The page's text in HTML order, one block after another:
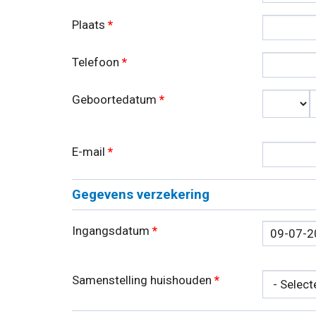
Plaats *
Telefoon *
Geboortedatum *
E-mail *
Gegevens verzekering
Ingangsdatum * Datum
Samenstelling huishouden *